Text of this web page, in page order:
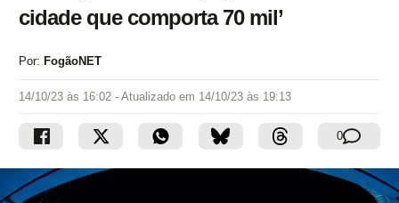
cidade que comporta 70 mil’
Por: FogãoNET
14/10/23 às 16:02 - Atualizado em 14/10/23 às 19:13
0